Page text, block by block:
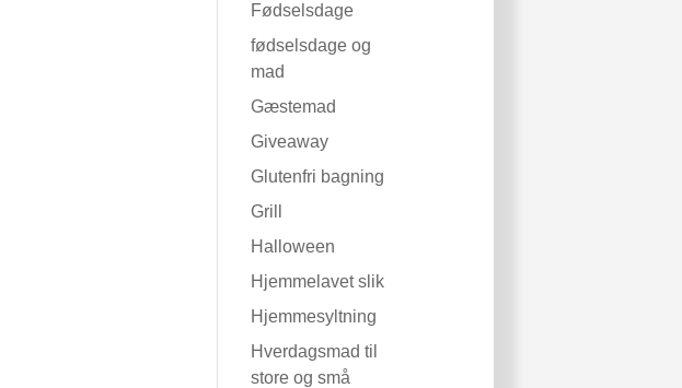
Fødselsdage
fødselsdage og
mad
Gæstemad
Giveaway
Glutenfri bagning
Grill
Halloween
Hjemmelavet slik
Hjemmesyltning
Hverdagsmad til
store og små